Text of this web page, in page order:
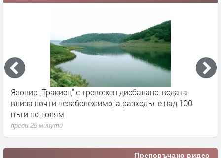
Язовир „Тракиец“ с тревожен дисбаланс: водата
влиза почти незабележимо, а разходът е над 100
пъти по-голям
преди 25 минути
Препоръчано видео